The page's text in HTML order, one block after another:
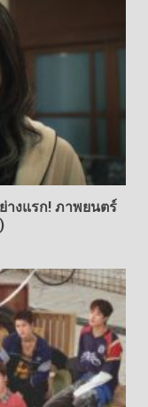
างแรก! ภาพยนตร์